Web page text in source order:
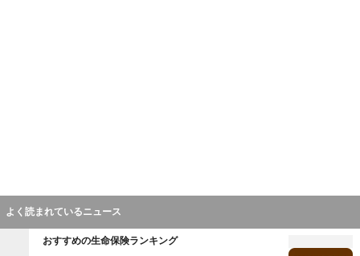
よく読まれているニュース
おすすめの生命保険ランキング